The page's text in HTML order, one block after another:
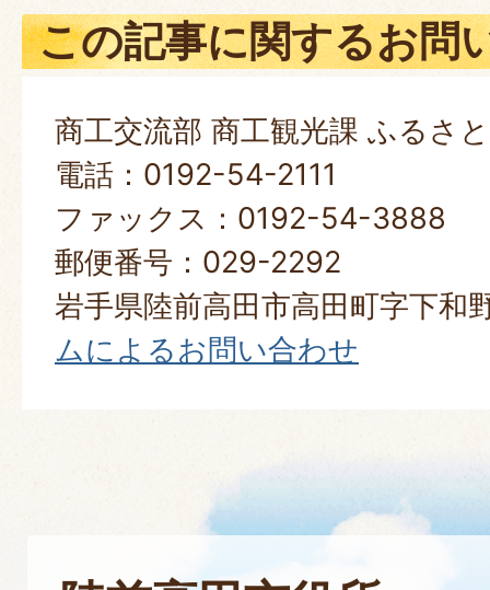
この記事に関するお問
商工交流部 商工観光課 ふるさ
電話：0192-54-2111
ファックス：0192-54-3888
郵便番号：029-2292
岩手県陸前高田市高田町字下和
ムによるお問い合わせ